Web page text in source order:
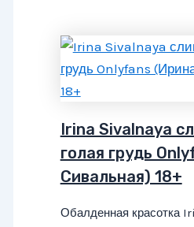
Irina Sivalnaya
голая грудь
Сивальная) 18+
Обалденная красотка